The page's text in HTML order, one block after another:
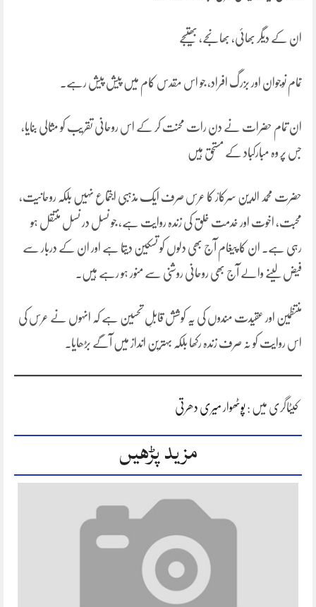
ان کے دیگر بھائی، بھانجے، بھتیجے
تمام نوجوان اور بزرگ افراد، جو اس مقدس کام میں پیش پیش رہے۔
ان تمام حضرات نے دن رات محنت کر کے اس روحانی تقریب کو مثالی بنایا،
جس پر وہ مبارکباد کے مستحق ہیں
حضرت محمد الدین سرکارؒ کا عرس صرف ایک مذہبی اجتماع نہیں بلکہ روحانیت،
محبت، اخوت اور خدمت خلق کی زندہ روایت ہے، جو نسل در نسل منتقل ہو
رہی ہے۔ ان کا پیغام آج بھی دلوں کو تسکین دیتا ہے اور ان کے دربار سے
فیض لینے والے آج بھی روحانی روشنی سے منور ہو رہے ہیں۔
منتظمین اور عقیدت مندوں کی یہ کوشش قابلِ تحسین ہے کہ انہوں نے عرس کی
اس روایت کو نہ صرف زندہ رکھا بلکہ بہترین انداز میں آگے بڑھایا۔
کیٹاگری میں :پوٹھوار میری دھرتی
مزید پڑھیں